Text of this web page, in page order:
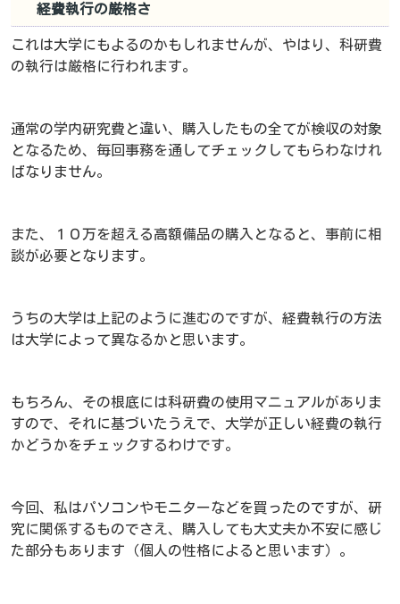
経費執行の厳格さ
これは大学にもよるのかもしれませんが、やはり、科研費
の執行は厳格に行われます。
通常の学内研究費と違い、購入したもの全てが検収の対象
となるため、毎回事務を通してチェックしてもらわなけれ
ばなりません。
また、１０万を超える高額備品の購入となると、事前に相
談が必要となります。
うちの大学は上記のように進むのですが、経費執行の方法
は大学によって異なるかと思います。
もちろん、その根底には科研費の使用マニュアルがありま
すので、それに基づいたうえで、大学が正しい経費の執行
かどうかをチェックするわけです。
今回、私はパソコンやモニターなどを買ったのですが、研
究に関係するものでさえ、購入しても大丈夫か不安に感じ
た部分もあります（個人の性格によると思います）。